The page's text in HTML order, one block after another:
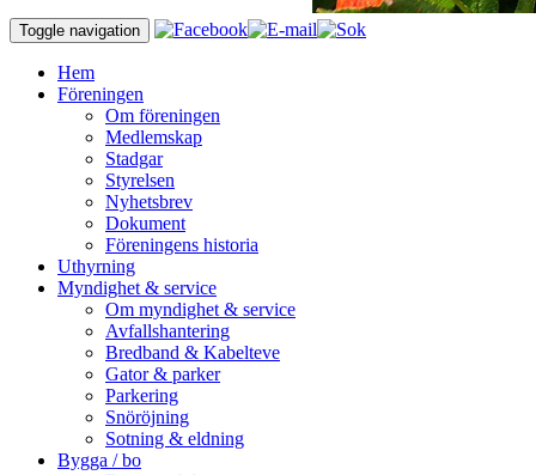
Toggle navigation
Hem
Föreningen
Om föreningen
Medlemskap
Stadgar
Styrelsen
Nyhetsbrev
Dokument
Föreningens historia
Uthyrning
Myndighet & service
Om myndighet & service
Avfallshantering
Bredband & Kabelteve
Gator & parker
Parkering
Snöröjning
Sotning & eldning
Bygga / bo